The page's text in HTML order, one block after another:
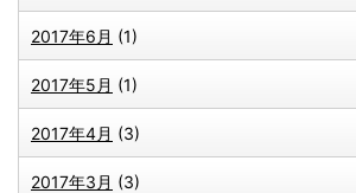
2017年6月 (1)
2017年5月 (1)
2017年4月 (3)
2017年3月 (3)